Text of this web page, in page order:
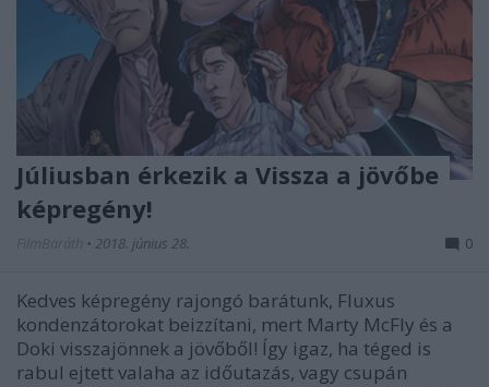
Júliusban érkezik a Vissza a jövőbe
képregény!
• 2018. június 28. 0
Kedves képregény rajongó barátunk, Fluxus
kondenzátorokat beizzítani, mert Marty McFly és a
Doki visszajönnek a jövőből! Így igaz, ha téged is
rabul ejtett valaha az időutazás, vagy csupán